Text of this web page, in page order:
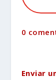
0
Enviar